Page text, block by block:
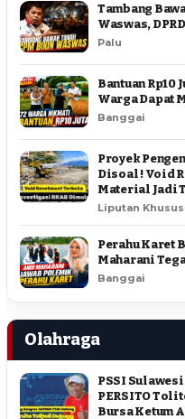
Tambang
Waswas,
Palu
Bantuan Rp10
Warga Dapat
Banggai
Proyek
Disoal ! Void
Material Jadi
Liputan Khusus
Perahu Karet
Maharani
Banggai
Olahraga
PSSI
PERSITO
Bursa Ketum